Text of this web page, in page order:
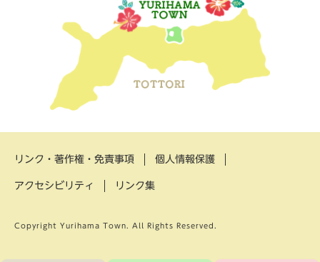
リンク・著作権・免責事項 個人情報保護
アクセシビリティ リンク集
Copyright Yurihama Town. All Rights Reserved.